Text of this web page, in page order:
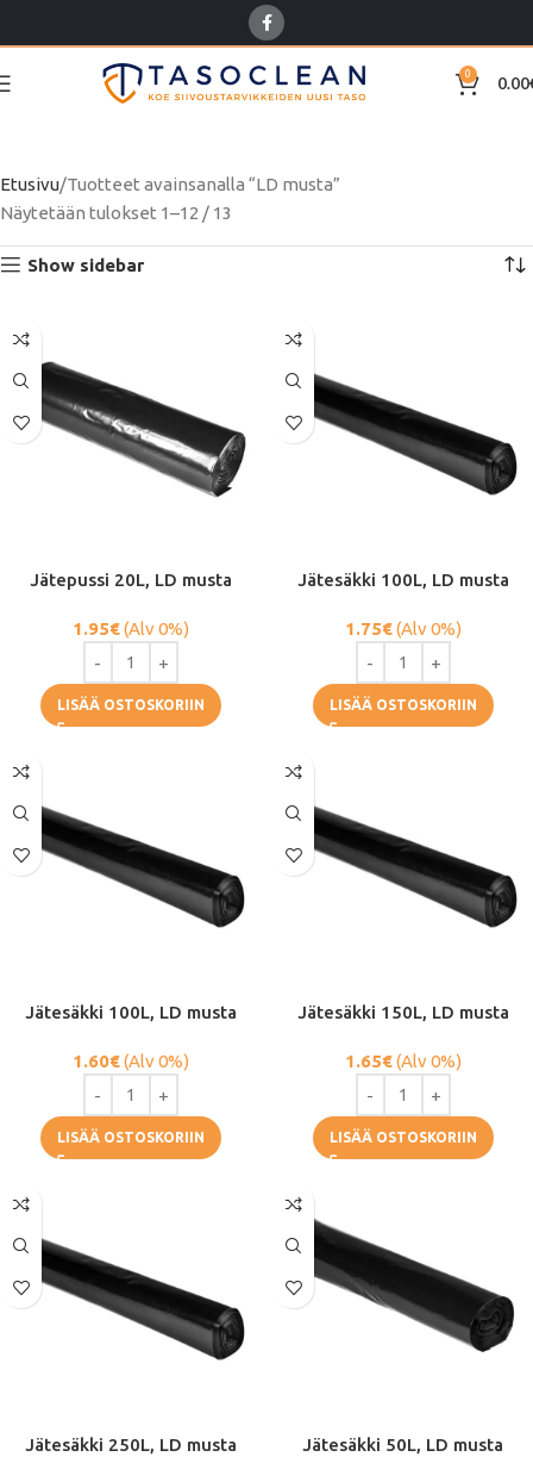
0 0.00
Etusivu Tuotteet avainsanalla “LD musta”
Näytetään tulokset 1–12 / 13
Show sidebar
Jätepussi 20L, LD musta
1.95€(Alv 0%)
LISÄÄ OSTOSKORIIN
Jätesäkki 100L, LD musta
1.75€(Alv 0%)
LISÄÄ OSTOSKORIIN
Jätesäkki 100L, LD musta
1.60€(Alv 0%)
LISÄÄ OSTOSKORIIN
Jätesäkki 150L, ​​​​LD musta
1.65€(Alv 0%)
LISÄÄ OSTOSKORIIN
Jätesäkki 250L, LD musta Jätesäkki 50L, LD musta